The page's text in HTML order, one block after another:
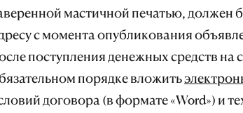
мастичной печатью, должен
с момента опубликования
поступления денежных средств на
порядке вложить
договора (в формате «Word») и